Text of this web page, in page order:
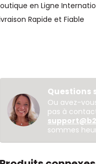
en Ligne
Rapide et Fiable
Questions
Ou avez-
pas à
sommes